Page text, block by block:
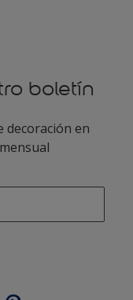
boletín
decoración en